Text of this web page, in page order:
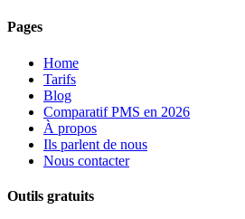
Pages
Home
Tarifs
Blog
Comparatif PMS en 2026
À propos
Ils parlent de nous
Nous contacter
Outils gratuits